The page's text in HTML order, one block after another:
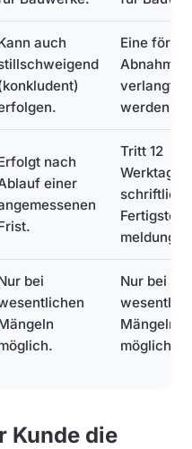
auch
Eine
Abnahme
verlangt
werden.
nach
einer
Tritt 12
Werktage
meldung
bei
Nur bei
Mängeln
möglich.
Kunde die